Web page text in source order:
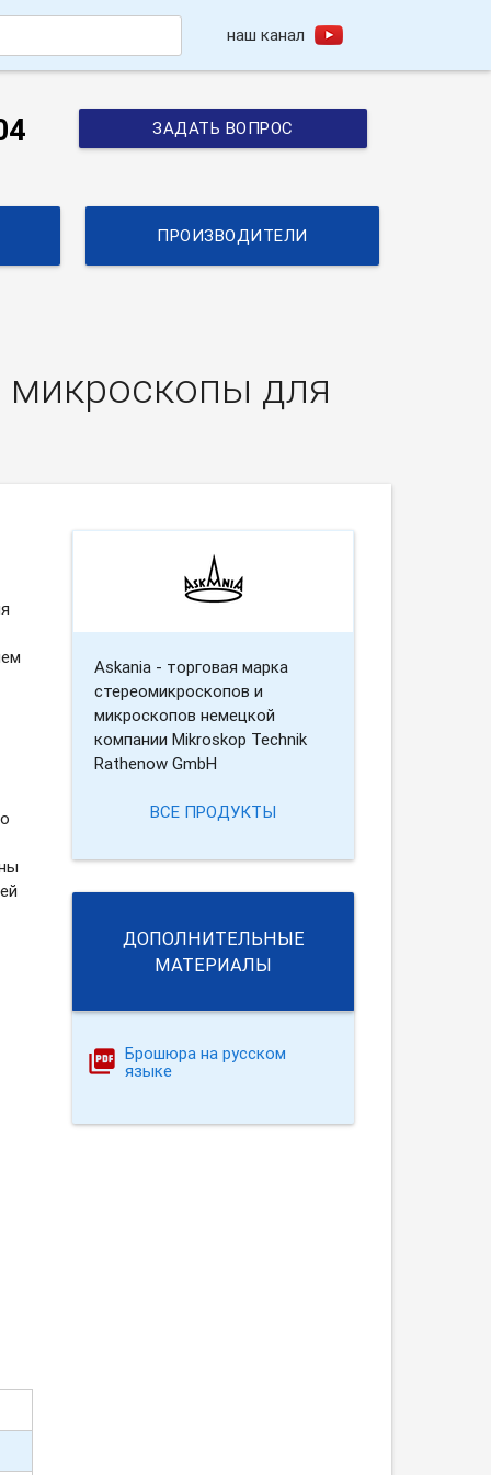
наш канал
ЗАДАТЬ ВОПРОС
ПРОИЗВОДИТЕЛИ
для
Askania - торговая марка
стереомикроскопов и
микроскопов немецкой
компании Mikroskop Technik
Rathenow GmbH
ВСЕ ПРОДУКТЫ
ДОПОЛНИТЕЛЬНЫЕ
МАТЕРИАЛЫ
Брошюра на русском
языке